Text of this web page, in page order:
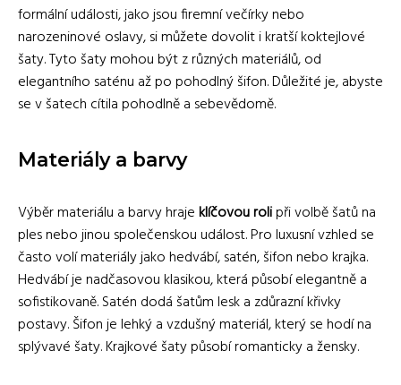
formální události, jako jsou firemní večírky nebo
narozeninové oslavy, si můžete dovolit i kratší koktejlové
šaty. Tyto šaty mohou být z různých materiálů, od
elegantního saténu až po pohodlný šifon. Důležité je, abyste
se v šatech cítila pohodlně a sebevědomě.
Materiály a barvy
Výběr materiálu a barvy hrajeklíčovou rolipři volbě šatů na
ples nebo jinou společenskou událost. Pro luxusní vzhled se
často volí materiály jako hedvábí, satén, šifon nebo krajka.
Hedvábí je nadčasovou klasikou, která působí elegantně a
sofistikovaně. Satén dodá šatům lesk a zdůrazní křivky
postavy. Šifon je lehký a vzdušný materiál, který se hodí na
splývavé šaty. Krajkové šaty působí romanticky a žensky.